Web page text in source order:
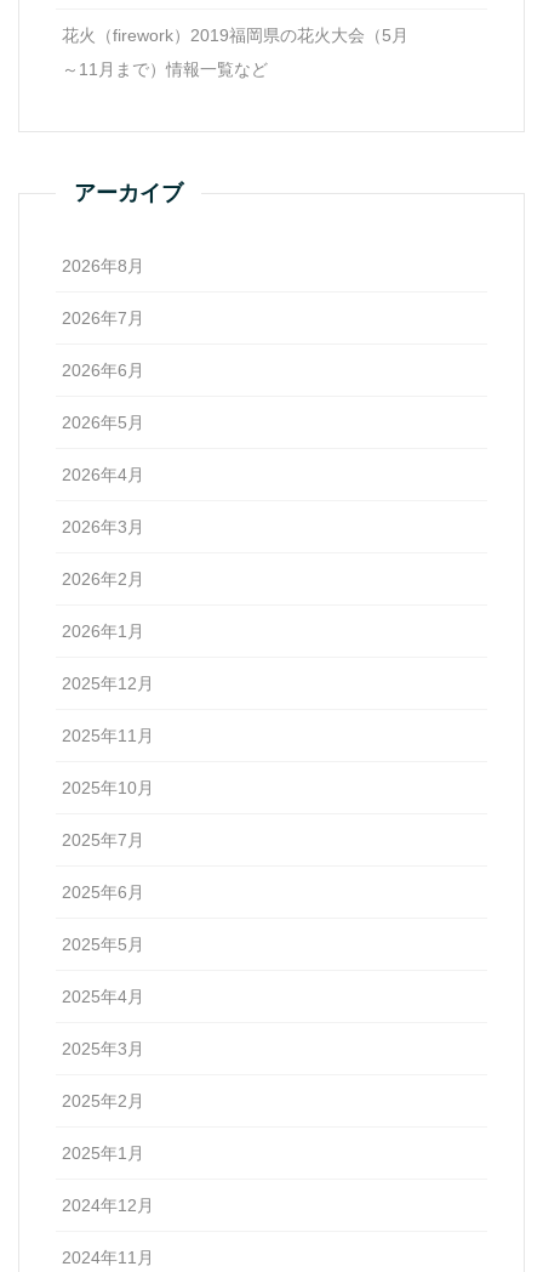
花火（firework）2019福岡県の花火大会（5月
～11月まで）情報一覧など
アーカイブ
2026年8月
2026年7月
2026年6月
2026年5月
2026年4月
2026年3月
2026年2月
2026年1月
2025年12月
2025年11月
2025年10月
2025年7月
2025年6月
2025年5月
2025年4月
2025年3月
2025年2月
2025年1月
2024年12月
2024年11月